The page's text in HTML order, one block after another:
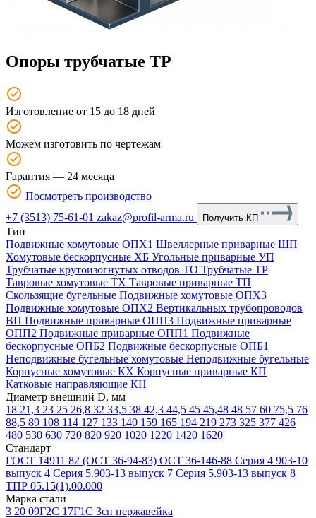
Опоры трубчатые ТР
Изготовление от 15 до 18 дней
Можем изготовить по чертежам
Гарантия — 24 месяца
Посмотреть производство
+7 (3513) 75-61-01 zakaz@profil-arma.ru Получить КП
Тип
Подвижные хомутовые ОПХ1 Швеллерные приварные ШП
Хомутовые бескорпусные ХБ Угольные приварные УП
Трубчатые крутоизогнутых отводов ТО Трубчатые ТР
Тавровые хомутовые ТХ Тавровые приварные ТП
Скользящие бугельные Подвижные хомутовые ОПХ3
Подвижные хомутовые ОПХ2 Вертикальных трубопроводов
ВП Подвижные приварные ОПП3 Подвижные приварные
ОПП2 Подвижные приварные ОПП1 Подвижные
бескорпусные ОПБ2 Подвижные бескорпусные ОПБ1
Неподвижные бугельные хомутовые Неподвижные бугельные
Корпусные хомутовые КХ Корпусные приварные КП
Катковые направляющие КН
Диаметр внешний D, мм
18 21,3 23 25 26,8 32 33,5 38 42,3 44,5 45 45,48 48 57 60 75,5 76
88,5 89 108 114 127 133 140 159 165 194 219 273 325 377 426
480 530 630 720 820 920 1020 1220 1420 1620
Стандарт
ГОСТ 14911 82 (ОСТ 36-94-83) ОСТ 36-146-88 Серия 4 903-10
выпуск 4 Серия 5.903-13 выпуск 7 Серия 5.903-13 выпуск 8
ТПР 05.15(1).00.000
Марка стали
3 20 09Г2С 17Г1С 3сп нержавейка